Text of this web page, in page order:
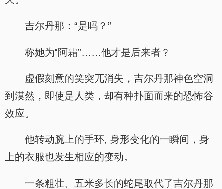
吉尔丹那：“是吗？”
称她为“阿霜”……他才是后来者？
虚假刻意的笑突兀消失，吉尔丹那神色空洞
到漠然，即使是人类，却有种扑面而来的恐怖谷
效应。
他转动腕上的手环, 身形变化的一瞬间，身
上的衣服也发生相应的变动。
一条粗壮、五米多长的蛇尾取代了吉尔丹那